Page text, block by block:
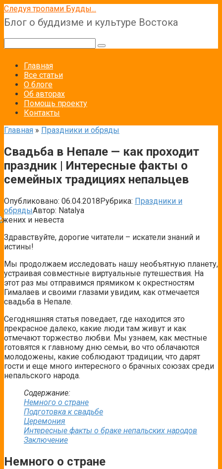
Перейти
к
контенту
Следуя тропами Будды...
Блог о буддизме и культуре Востока
Главная
Все статьи
О блоге
Об авторах
Помощь проекту
Контакты
Главная » Праздники и обряды
Свадьба в Непале — как проходит
праздник | Интересные факты о
семейных традициях непальцев
Опубликовано: 06.04.2018Рубрика: Праздники и
обрядыАвтор: Natalya
Здравствуйте, дорогие читатели – искатели знаний и
истины!
Мы продолжаем исследовать нашу необъятную планету,
устраивая совместные виртуальные путешествия. На
этот раз мы отправимся прямиком к окрестностям
Гималаев и своими глазами увидим, как отмечается
свадьба в Непале.
Сегодняшняя статья поведает, где находится это
прекрасное далеко, какие люди там живут и как
отмечают торжество любви. Мы узнаем, как местные
готовятся к главному дню семьи, во что облачаются
молодожены, какие соблюдают традиции, что дарят
гости и еще много интересного о брачных союзах среди
непальского народа.
Содержание:
Немного о стране
Подготовка к свадьбе
Церемония
Интересные факты о браке непальских народов
Заключение
Немного о стране